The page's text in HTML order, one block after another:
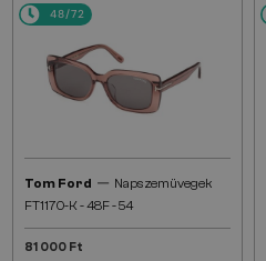
48/72
Tom Ford — Napszemüvegek
FT1170-K - 48F - 54
81 000 Ft